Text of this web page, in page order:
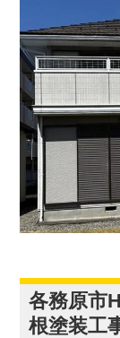
各務原市
根塗装工